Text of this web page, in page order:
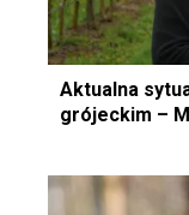
Aktualna
grójeckim –